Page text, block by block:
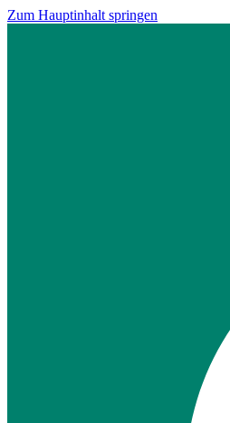
Zum Hauptinhalt springen